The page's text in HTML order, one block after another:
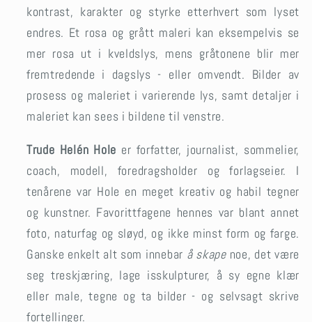
kontrast, karakter og styrke etterhvert som lyset
endres. Et rosa og grått maleri kan eksempelvis se
mer rosa ut i kveldslys, mens gråtonene blir mer
fremtredende i dagslys - eller omvendt. Bilder av
prosess og maleriet i varierende lys, samt detaljer i
maleriet kan sees i bildene til venstre.
Trude Helén Hole er forfatter, journalist, sommelier,
coach, modell, foredragsholder og forlagseier. I
tenårene var Hole en meget kreativ og habil tegner
og kunstner. Favorittfagene hennes var blant annet
foto, naturfag og sløyd, og ikke minst form og farge.
Ganske enkelt alt som innebar å skapenoe, det være
seg treskjæring, lage isskulpturer, å sy egne klær
eller male, tegne og ta bilder - og selvsagt skrive
fortellinger.